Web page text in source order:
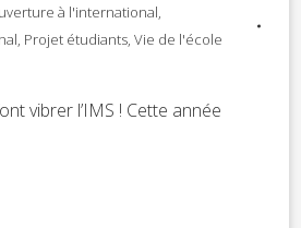
à l'international,
, Projet étudiants, Vie de l'école
vibrer l’IMS ! Cette année